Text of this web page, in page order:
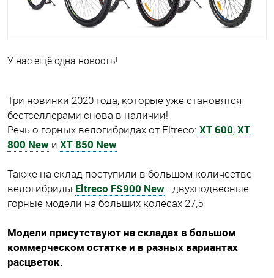
У нас ещё одна новость!
Три новинки 2020 года, которые уже становятся
бестселлерами снова в наличии!
Речь о горных велогибридах от Eltreco: XT 600, XT
800 New и XT 850 New
Также на склад поступили в большом количестве
велогибриды Eltreco FS900 New - двухподвесные
горные модели на больших колёсах 27,5"
Модели присутствуют на складах в большом
коммерческом остатке и в разных вариантах
расцветок.